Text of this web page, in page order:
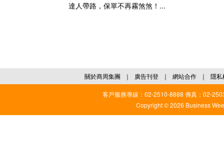
達人帶路，保單不再霧煞煞！...
關於商周集團 ｜ 廣告刊登 ｜ 網站合作 ｜ 隱私
客戶服務專線：02-2510-8888 傳真：02-
Copyright © 2026 Business